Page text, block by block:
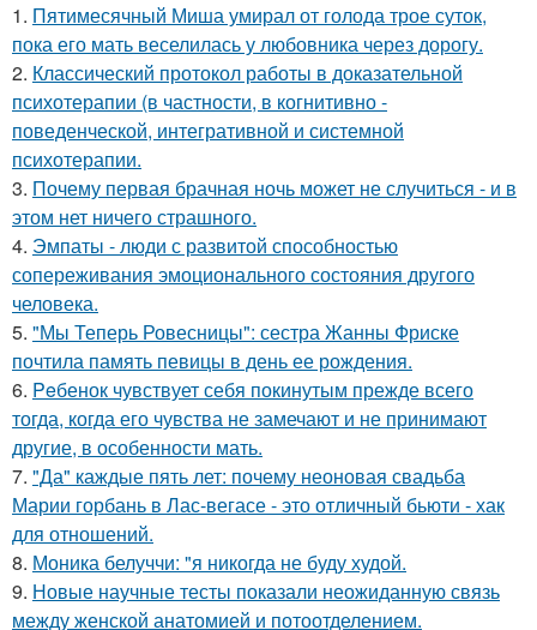
1. Пятимесячный Миша умирал от голода трое суток,
пока его мать веселилась у любовника через дорогу.
2. Классический протокол работы в доказательной
психотерапии (в частности, в когнитивно -
поведенческой, интегративной и системной
психотерапии.
3. Почему первая брачная ночь может не случиться - и в
этом нет ничего страшного.
4. Эмпаты - люди с развитой способностью
сопереживания эмоционального состояния другого
человека.
5. "Мы Теперь Ровесницы": сестра Жанны Фриске
почтила память певицы в день ее рождения.
6. Peбенок чувствует себя покинутым прежде всего
тогда, когда его чувства не замечают и не принимают
другие, в особенности мать.
7. "Да" каждые пять лет: почему неоновая свадьба
Марии горбань в Лас-вегасе - это отличный бьюти - хак
для отношений.
8. Моника белуччи: "я никогда не буду худой.
9. Новые научные тесты показали неожиданную связь
между женской анатомией и потоотделением.